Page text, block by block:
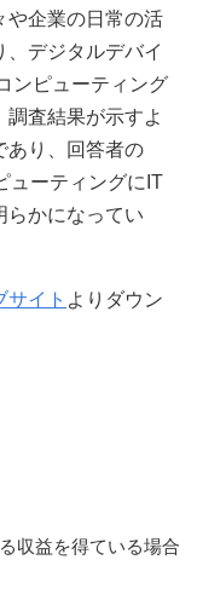
企業の日常の活
デジタルデバイ
ンピューティング
調査結果が示すよ
あり、回答者の
ューティングにIT
らかになってい
サイト よりダウン
収益を得ている場合